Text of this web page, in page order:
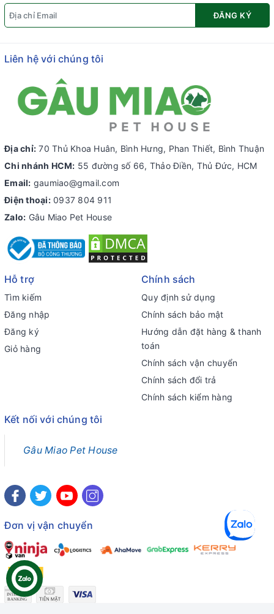
ĐĂNG KÝ
Liên hệ với chúng tôi
Địa chỉ: 70 Thủ Khoa Huân, Bình Hưng, Phan Thiết, Bình Thuận
Chi nhánh HCM: 55 đường số 66, Thảo Điền, Thủ Đức, HCM
Email: gaumiao@gmail.com
Điện thoại: 0937 804 911
Zalo: Gâu Miao Pet House
Hỗ trợ
Tìm kiếm
Đăng nhập
Đăng ký
Giỏ hàng
Chính sách
Quy định sử dụng
Chính sách bảo mật
Hướng dẫn đặt hàng & thanh
toán
Chính sách vận chuyển
Chính sách đổi trả
Chính sách kiểm hàng
Kết nối với chúng tôi
Gâu Miao Pet House
Đơn vị vận chuyển